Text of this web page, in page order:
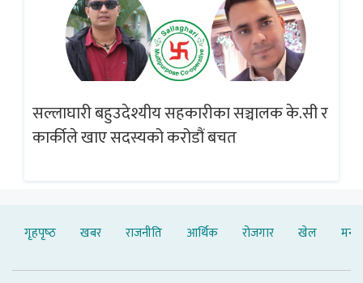
सल्लाघारी बहुउदेश्यीय सहकारीका सञ्चालक के.सी र
कार्कीले खाए सदस्यको करोडौं बचत
गृहपृष्‍ठ खबर राजनीति आर्थिक रोजगार खेल